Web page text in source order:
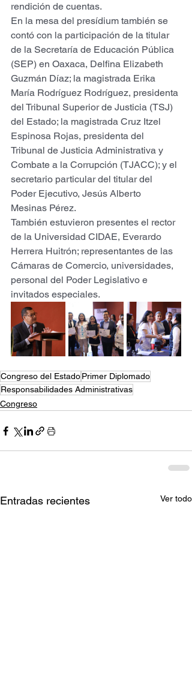
rendición de cuentas.
En la mesa del presídium también se
contó con la participación de la titular
de la Secretaría de Educación Pública
(SEP) en Oaxaca, Delfina Elizabeth
Guzmán Díaz; la magistrada Erika
María Rodríguez Rodríguez, presidenta
del Tribunal Superior de Justicia (TSJ)
del Estado; la magistrada Cruz Itzel
Espinosa Rojas, presidenta del
Tribunal de Justicia Administrativa y
Combate a la Corrupción (TJACC); y el
secretario particular del titular del
Poder Ejecutivo, Jesús Alberto
Mesinas Pérez.
También estuvieron presentes el rector
de la Universidad CIDAE, Everardo
Herrera Huitrón; representantes de las
Cámaras de Comercio, universidades,
personal del Poder Legislativo e
invitados especiales.
Congreso del EstadoPrimer Diplomado
Responsabilidades Administrativas
Congreso
Entradas recientes Ver todo